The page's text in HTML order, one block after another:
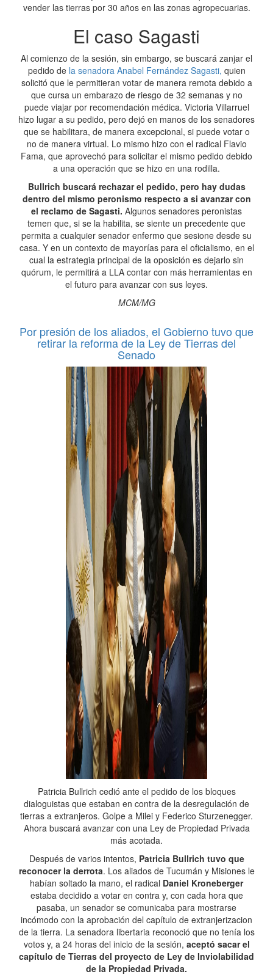
vender las tierras por 30 años en las zonas agropecuarias.
El caso Sagasti
Al comienzo de la sesión, sin embargo, se buscará zanjar el
pedido de la senadora Anabel Fernández Sagasti, quien
solicitó que le permitieran votar de manera remota debido a
que cursa un embarazo de riesgo de 32 semanas y no
puede viajar por recomendación médica. Victoria Villarruel
hizo lugar a su pedido, pero dejó en manos de los senadores
que se habilitara, de manera excepcional, si puede votar o
no de manera virtual. Lo mismo hizo con el radical Flavio
Fama, que aprovechó para solicitar el mismo pedido debido
a una operación que se hizo en una rodilla.
Bullrich buscará rechazar el pedido, pero hay dudas
dentro del mismo peronismo respecto a si avanzar con
el reclamo de Sagasti. Algunos senadores peronistas
temen que, si se la habilita, se siente un precedente que
permita a cualquier senador enfermo que sesione desde su
casa. Y en un contexto de mayorías para el oficialismo, en el
cual la estrategia principal de la oposición es dejarlo sin
quórum, le permitirá a LLA contar con más herramientas en
el futuro para avanzar con sus leyes.
MCM/MG
Por presión de los aliados, el Gobierno tuvo que
retirar la reforma de la Ley de Tierras del
Senado
Patricia Bullrich cedió ante el pedido de los bloques
dialoguistas que estaban en contra de la desregulación de
tierras a extranjeros. Golpe a Milei y Federico Sturzenegger.
Ahora buscará avanzar con una Ley de Propiedad Privada
más acotada.
Después de varios intentos, Patricia Bullrich tuvo que
reconocer la derrota. Los aliados de Tucumán y Misiones le
habían soltado la mano, el radical Daniel Kroneberger
estaba decidido a votar en contra y, con cada hora que
pasaba, un senador se comunicaba para mostrarse
incómodo con la aprobación del capítulo de extranjerizacion
de la tierra. La senadora libertaria reconoció que no tenía los
votos y, a 24 horas del inicio de la sesión, aceptó sacar el
capítulo de Tierras del proyecto de Ley de Inviolabilidad
de la Propiedad Privada.